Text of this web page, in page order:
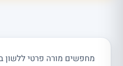
מחפשים מורה פרטי ללשון